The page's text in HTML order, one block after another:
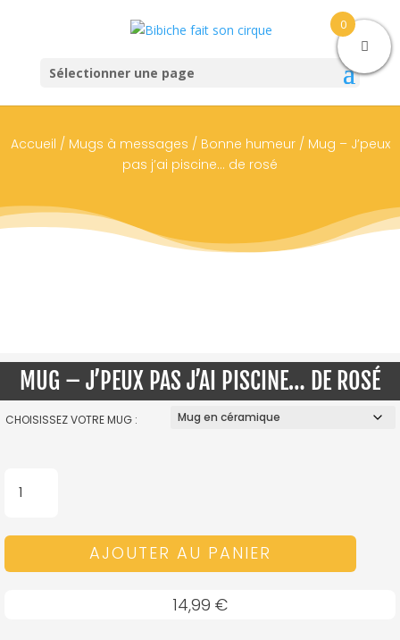
Sélectionner une page
Accueil / Mugs à messages / Bonne humeur/ Mug – J’peux
pas j’ai piscine… de rosé
MUG – J’PEUX PAS J’AI PISCINE… DE ROSÉ
CHOISISSEZ VOTRE MUG :
-
AJOUTER AU PANIER
14,99 €
0